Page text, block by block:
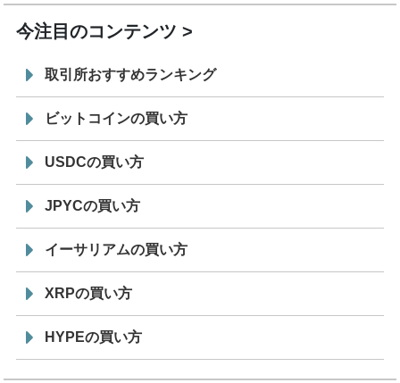
今注目のコンテンツ
取引所おすすめランキング
ビットコインの買い方
USDCの買い方
JPYCの買い方
イーサリアムの買い方
XRPの買い方
HYPEの買い方